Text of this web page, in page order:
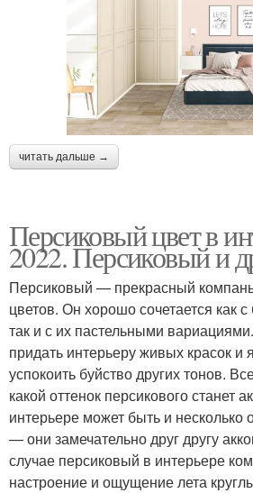
читать дальше →
Персиковый цвет в
2022. Персиковый и
Персиковый — прекрасный
цветов. Он хорошо сочетается как
так и с их пастельными
придать интерьеру живых красок и
успокоить буйство других тонов.
какой оттенок персикового станет
интерьере может быть и несколько
— они замечательно друг другу
случае персиковый в интерьере
настроение и ощущение лета